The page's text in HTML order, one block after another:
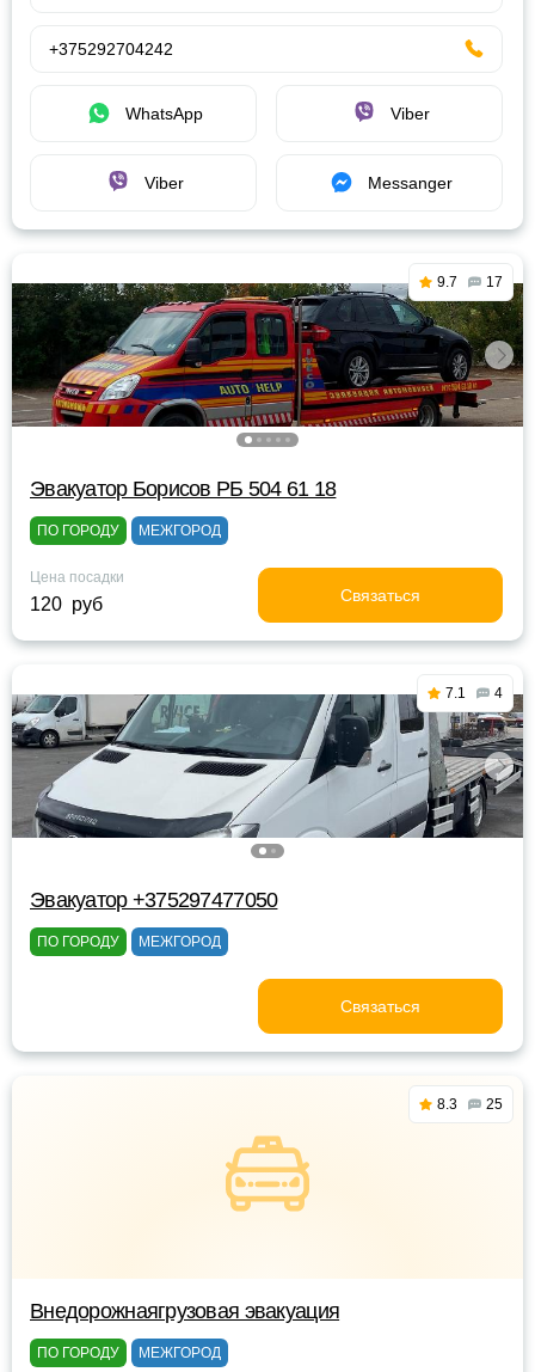
+375292704242
WhatsApp Viber
Viber Messanger
9.7 17
Эвакуатор Борисов РБ 504 61 18
ПО ГОРОДУ МЕЖГОРОД
Цена посадки
120 руб Связаться
7.1 4
Эвакуатор +375297477050
ПО ГОРОДУ МЕЖГОРОД
Связаться
8.3 25
Внедорожнаягрузовая эвакуация
ПО ГОРОДУ МЕЖГОРОД